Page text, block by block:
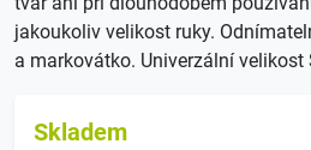
jakoukoliv velikost ruky.
a markovátko. Univerzální velikost
Skladem